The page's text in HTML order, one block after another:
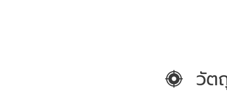
วัตถุ